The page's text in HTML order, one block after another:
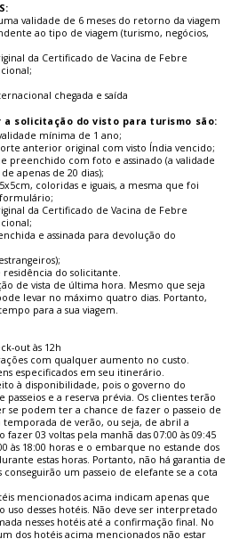
validade de 6 meses do retorno da viagem
ao tipo de viagem (turismo, negócios,
da Certificado de Vacina de Febre
chegada e saída
a solicitação do visto para turismo são:
mínima de 1 ano;
anterior original com visto Índia vencido;
preenchido com foto e assinado (a validade
apenas de 20 dias);
coloridas e iguais, a mesma que foi
da Certificado de Vacina de Febre
e assinada para devolução do
do solicitante.
de vista de última hora. Mesmo que seja
levar no máximo quatro dias. Portanto,
para a sua viagem.
out às 12h
com qualquer aumento no custo.
especificados em seu itinerário.
à disponibilidade, pois o governo do
e a reserva prévia. Os clientes terão
se podem ter a chance de fazer o passeio de
de verão, ou seja, de abril a
03 voltas pela manhã das 07:00 às 09:45
às 18:00 horas e o embarque no estande dos
estas horas. Portanto, não há garantia de
um passeio de elefante se a cota
mencionados acima indicam apenas que
uso desses hotéis. Não deve ser interpretado
nesses hotéis até a confirmação final. No
dos hotéis acima mencionados não estar